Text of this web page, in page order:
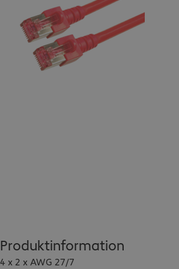
Produktinformation
4 x 2 x AWG 27/7